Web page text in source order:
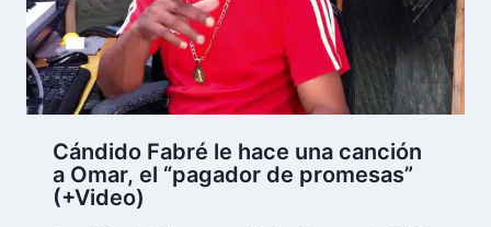
Cándido Fabré le hace una canción
a Omar, el “pagador de promesas”
(+Video)